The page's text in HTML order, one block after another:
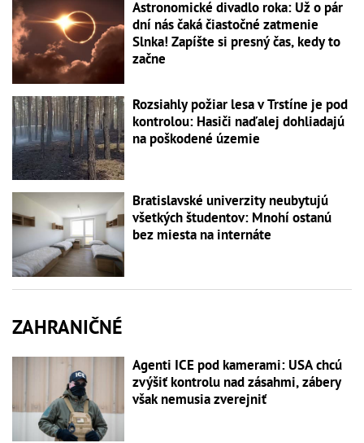
Astronomické divadlo roka: Už o pár
dní nás čaká čiastočné zatmenie
Slnka! Zapíšte si presný čas, kedy to
začne
Rozsiahly požiar lesa v Trstíne je pod
kontrolou: Hasiči naďalej dohliadajú
na poškodené územie
Bratislavské univerzity neubytujú
všetkých študentov: Mnohí ostanú
bez miesta na internáte
ZAHRANIČNÉ
Agenti ICE pod kamerami: USA chcú
zvýšiť kontrolu nad zásahmi, zábery
však nemusia zverejniť